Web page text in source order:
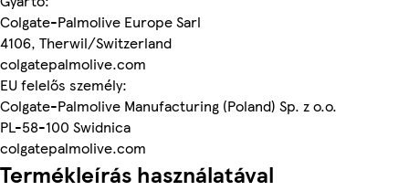
Colgate-Palmolive Europe Sarl
4106, Therwil/Switzerland
colgatepalmolive.com
EU felelős személy:
Colgate-Palmolive Manufacturing (Poland) Sp. z o.o.
PL-58-100 Swidnica
colgatepalmolive.com
Termékleírás használatával